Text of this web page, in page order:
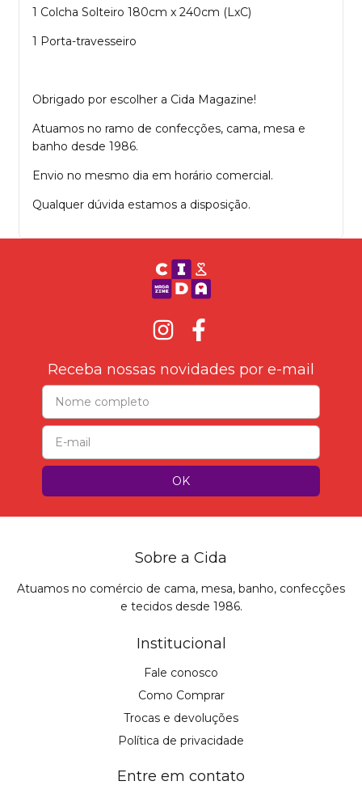
1 Colcha Solteiro 180cm x 240cm (LxC)
1 Porta-travesseiro
Obrigado por escolher a Cida Magazine!
Atuamos no ramo de confecções, cama, mesa e
banho desde 1986.
Envio no mesmo dia em horário comercial.
Qualquer dúvida estamos a disposição.
Receba nossas novidades por e-mail
Sobre a Cida
Atuamos no comércio de cama, mesa, banho, confecções
e tecidos desde 1986.
Institucional
Fale conosco
Como Comprar
Trocas e devoluções
Política de privacidade
Entre em contato